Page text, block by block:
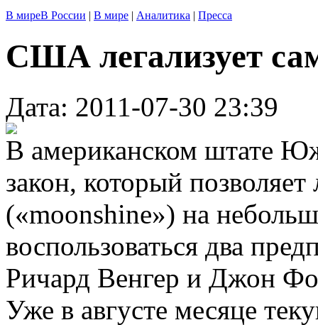
В миреВ России | В мире | Аналитика | Пресса
США легализует
Дата: 2011-07-30 23:39
В американском штате
закон, который
(«moonshine») на
воспользоваться два
Ричард Венгер и Джон
Уже в августе месяце